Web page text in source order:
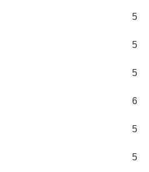
5
5
5
6
5
5